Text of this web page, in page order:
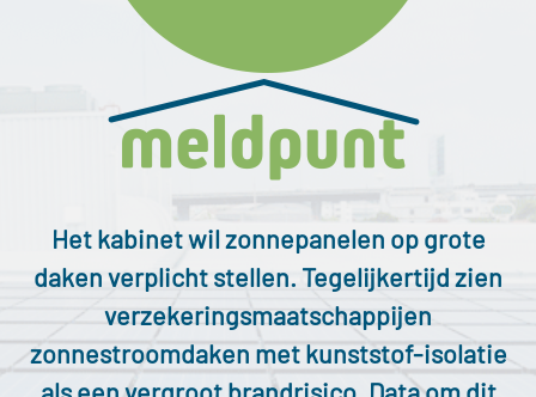
Het kabinet wil zonnepanelen op grote
daken verplicht stellen. Tegelijkertijd zien
verzekeringsmaatschappijen
zonnestroomdaken met kunststof-isolatie